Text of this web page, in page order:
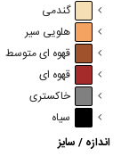
گندمی
هلویی سیر
قهوه ای متوسط
قهوه ای
خاکستری
سیاه
اندازه / سایز